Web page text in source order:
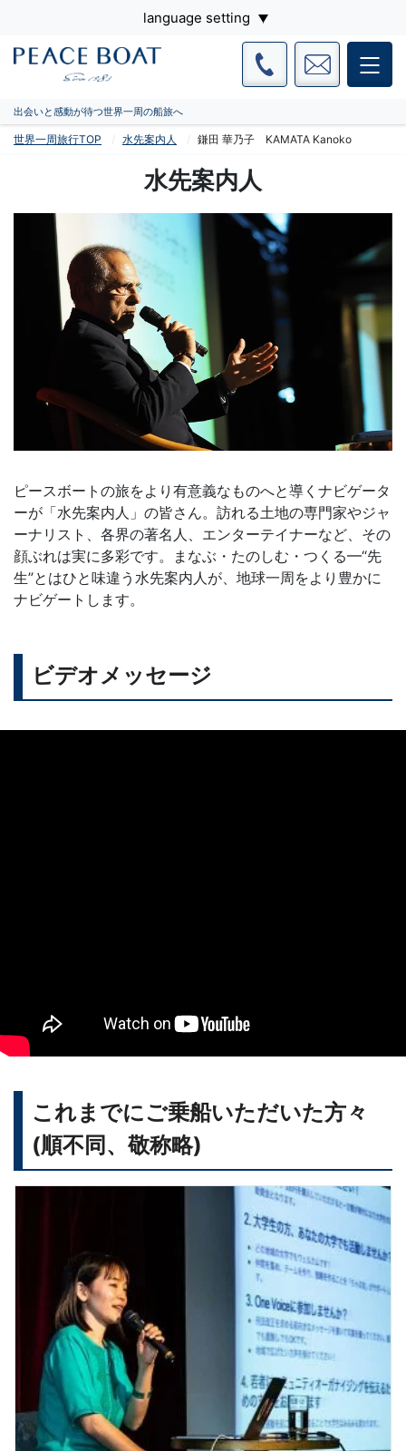
language setting
出会いと感動が待つ世界一周の船旅へ
世界一周旅行TOP 水先案内人 鎌田 華乃子 KAMATA Kanoko
水先案内人
ピースボートの旅をより有意義なものへと導くナビゲータ
ーが「水先案内人」の皆さん。訪れる土地の専門家やジャ
ーナリスト、各界の著名人、エンターテイナーなど、その
顔ぶれは実に多彩です。まなぶ・たのしむ・つくる━“先
生”とはひと味違う水先案内人が、地球一周をより豊かに
ナビゲートします。
ビデオメッセージ
これまでにご乗船いただいた方々
(順不同、敬称略)